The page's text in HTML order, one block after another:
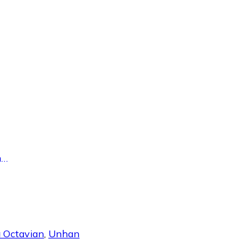
Octavian, Unhan